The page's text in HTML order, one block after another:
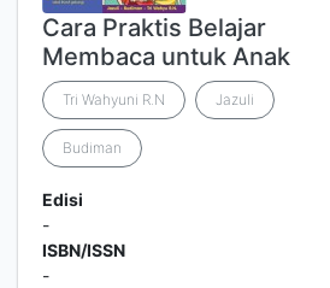
Cara Praktis Belajar
Membaca untuk Anak
Tri Wahyuni R.N Jazuli
Budiman
Edisi
-
ISBN/ISSN
-